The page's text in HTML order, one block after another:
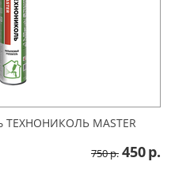
ТЕХНОНИКОЛЬ MASTER
750р. 450р.